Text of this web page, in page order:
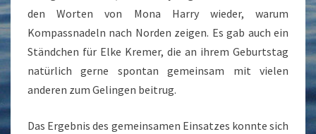
den Worten von Mona Harry wieder, warum
Kompassnadeln nach Norden zeigen. Es gab auch ein
Ständchen für Elke Kremer, die an ihrem Geburtstag
natürlich gerne spontan gemeinsam mit vielen
anderen zum Gelingen beitrug.
Das Ergebnis des gemeinsamen Einsatzes konnte sich